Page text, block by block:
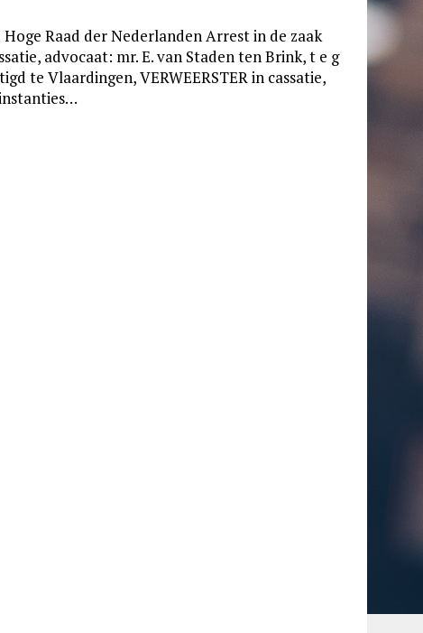
Raad der Nederlanden Arrest in de zaak
advocaat: mr. E. van Staden ten Brink, t e g
te Vlaardingen, VERWEERSTER in cassatie,